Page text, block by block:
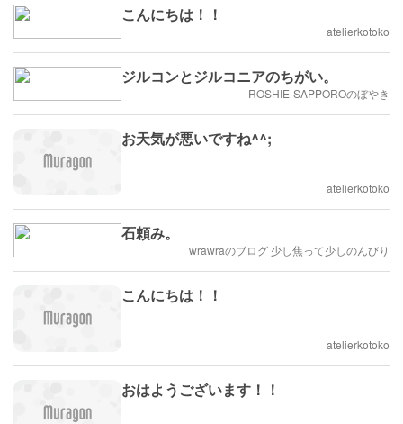
こんにちは！！
atelierkotoko
ジルコンとジルコニアのちがい。
ROSHIE-SAPPOROのぼやき
お天気が悪いですね^^;
atelierkotoko
石頼み。
wrawraのブログ 少し焦って少しのんびり
こんにちは！！
atelierkotoko
おはようございます！！